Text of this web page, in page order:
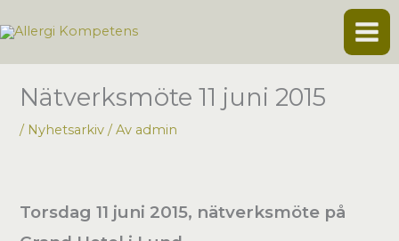
till
Nätverksmöte 11 juni 2015
/ Nyhetsarkiv / Av admin
Torsdag 11 juni 2015, nätverksmöte på